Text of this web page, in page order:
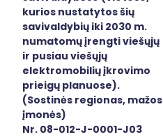
kurios nustatytos šių
savivaldybių iki 2030 m.
numatomų įrengti viešųjų
ir pusiau viešųjų
elektromobilių įkrovimo
prieigų planuose).
(Sostinės regionas, mažos
įmonės)
Nr. 08-012-J-0001-J03